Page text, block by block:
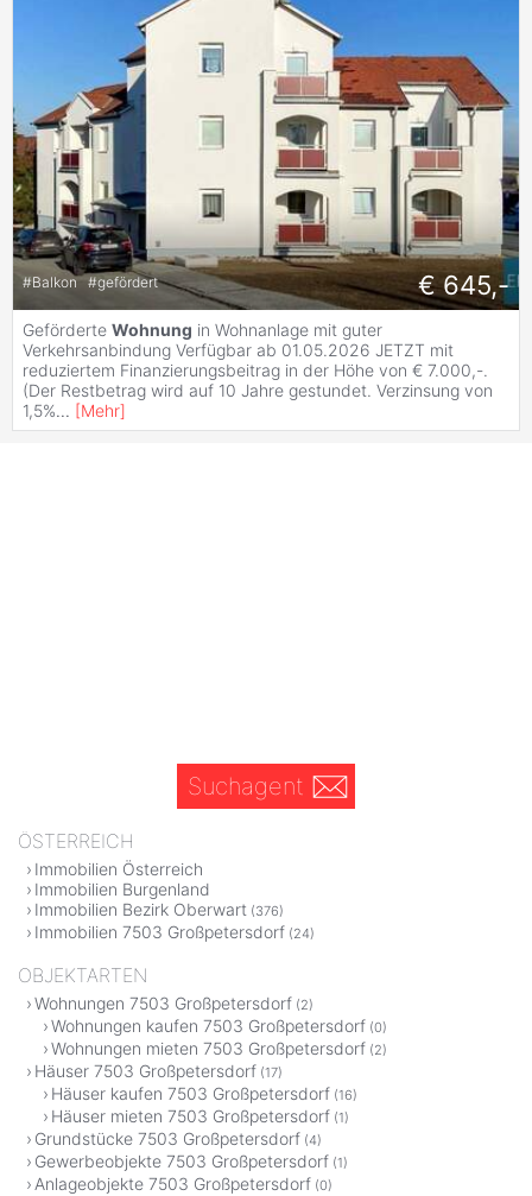
#Balkon #gefördert € 645,-
Geförderte Wohnung in Wohnanlage mit guter
Verkehrsanbindung Verfügbar ab 01.05.2026 JETZT mit
reduziertem Finanzierungsbeitrag in der Höhe von € 7.000,-.
(Der Restbetrag wird auf 10 Jahre gestundet. Verzinsung von
1,5%... [Mehr]
Suchagent
ÖSTERREICH
Immobilien Österreich
Immobilien Burgenland
Immobilien Bezirk Oberwart (376)
Immobilien 7503 Großpetersdorf (24)
OBJEKTARTEN
Wohnungen 7503 Großpetersdorf (2)
Wohnungen kaufen 7503 Großpetersdorf (0)
Wohnungen mieten 7503 Großpetersdorf (2)
Häuser 7503 Großpetersdorf (17)
Häuser kaufen 7503 Großpetersdorf (16)
Häuser mieten 7503 Großpetersdorf (1)
Grundstücke 7503 Großpetersdorf (4)
Gewerbeobjekte 7503 Großpetersdorf (1)
Anlageobjekte 7503 Großpetersdorf (0)